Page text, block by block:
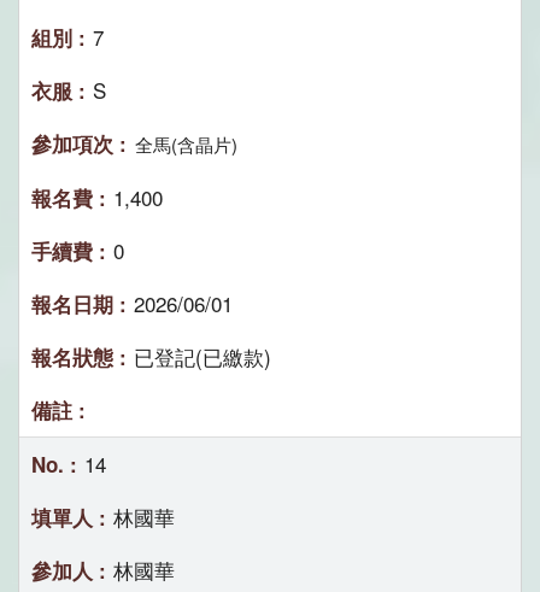
7
S
全馬(含晶片)
1,400
0
2026/06/01
已登記(已繳款)
14
林國華
林國華